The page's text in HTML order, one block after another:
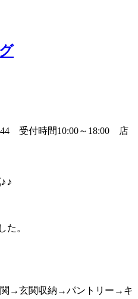
た。
関→玄関収納→パントリー→キ